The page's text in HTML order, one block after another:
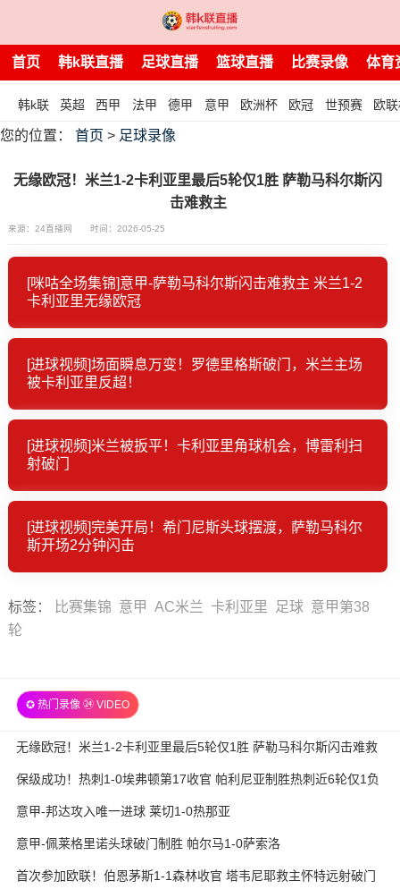
首页 韩k联直播 足球直播 篮球直播 比赛录像 体育
韩k联 英超 西甲 法甲 德甲 意甲 欧洲杯 欧冠 世预赛 欧
您的位置： 首页 > 足球录像
无缘欧冠！米兰1-2卡利亚里最后5轮仅1胜 萨勒马科尔斯闪
击难救主
来源：24直播网 时间：2026-05-25
[咪咕全场集锦]意甲-萨勒马科尔斯闪击难救主 米兰1-2
卡利亚里无缘欧冠
[进球视频]场面瞬息万变！罗德里格斯破门，米兰主场
被卡利亚里反超！
[进球视频]米兰被扳平！卡利亚里角球机会，博雷利扫
射破门
[进球视频]完美开局！希门尼斯头球摆渡，萨勒马科尔
斯开场2分钟闪击
标签 ： 比赛集锦 意甲 AC米兰 卡利亚里 足球 意甲第38
轮
✪ 热门录像 ㉔ VIDEO
无缘欧冠！米兰1-2卡利亚里最后5轮仅1胜 萨勒马科尔斯闪击难救
主
保级成功！热刺1-0埃弗顿第17收官 帕利尼亚制胜热刺近6轮仅1负
意甲-邦达攻入唯一进球 莱切1-0热那亚
意甲-佩莱格里诺头球破门制胜 帕尔马1-0萨索洛
首次参加欧联！伯恩茅斯1-1森林收官 塔韦尼耶救主怀特远射破门